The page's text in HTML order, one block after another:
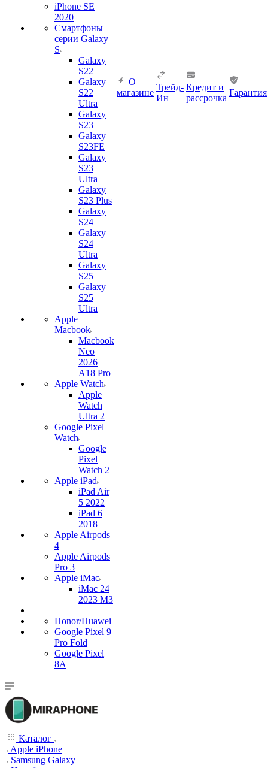
iPhone SE
2020
Смартфоны
серии Galaxy
S
Galaxy
S22
Galaxy
S22
Ultra
Galaxy
S23
Galaxy
S23FE
Galaxy
S23
Ultra
Galaxy
S23 Plus
Galaxy
S24
Galaxy
S24
Ultra
Galaxy
S25
Galaxy
S25
Ultra
Apple
Macbook
Macbook
Neo
2026
A18 Pro
Apple Watch
Apple
Watch
Ultra 2
Google Pixel
Watch
Google
Pixel
Watch 2
Apple iPad
iPad Air
5 2022
iPad 6
2018
Apple Airpods
4
Apple Airpods
Pro 3
Apple iMac
iMac 24
2023 M3
Honor/Huawei
Google Pixel 9
Pro Fold
Google Pixel
8A
О
магазине
Трейд-
Ин
Кредит и
рассрочка
Гарантия
Каталог
Apple iPhone
Samsung Galaxy